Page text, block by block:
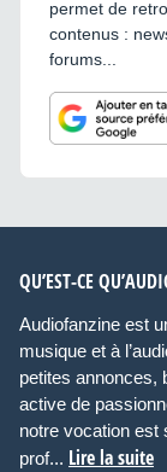
permet de
contenus :
forums...
QU’EST-CE
Audiofanzine est
musique et à
petites annonces,
active de
notre vocation est
prof... Lire la suite